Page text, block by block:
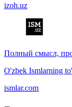
izoh.uz
Полный смысл,
O'zbek Ismlarning
ismlar.com